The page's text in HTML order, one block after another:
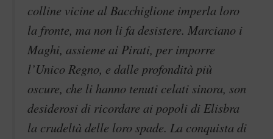
colline vicine al Bacchiglione imperla loro
la fronte, ma non li fa desistere. Marciano i
Maghi, assieme ai Pirati, per imporre
l’Unico Regno, e dalle profondità più
oscure, che li hanno tenuti celati sinora, son
desiderosi di ricordare ai popoli di Elisbra
la crudeltà delle loro spade. La conquista di